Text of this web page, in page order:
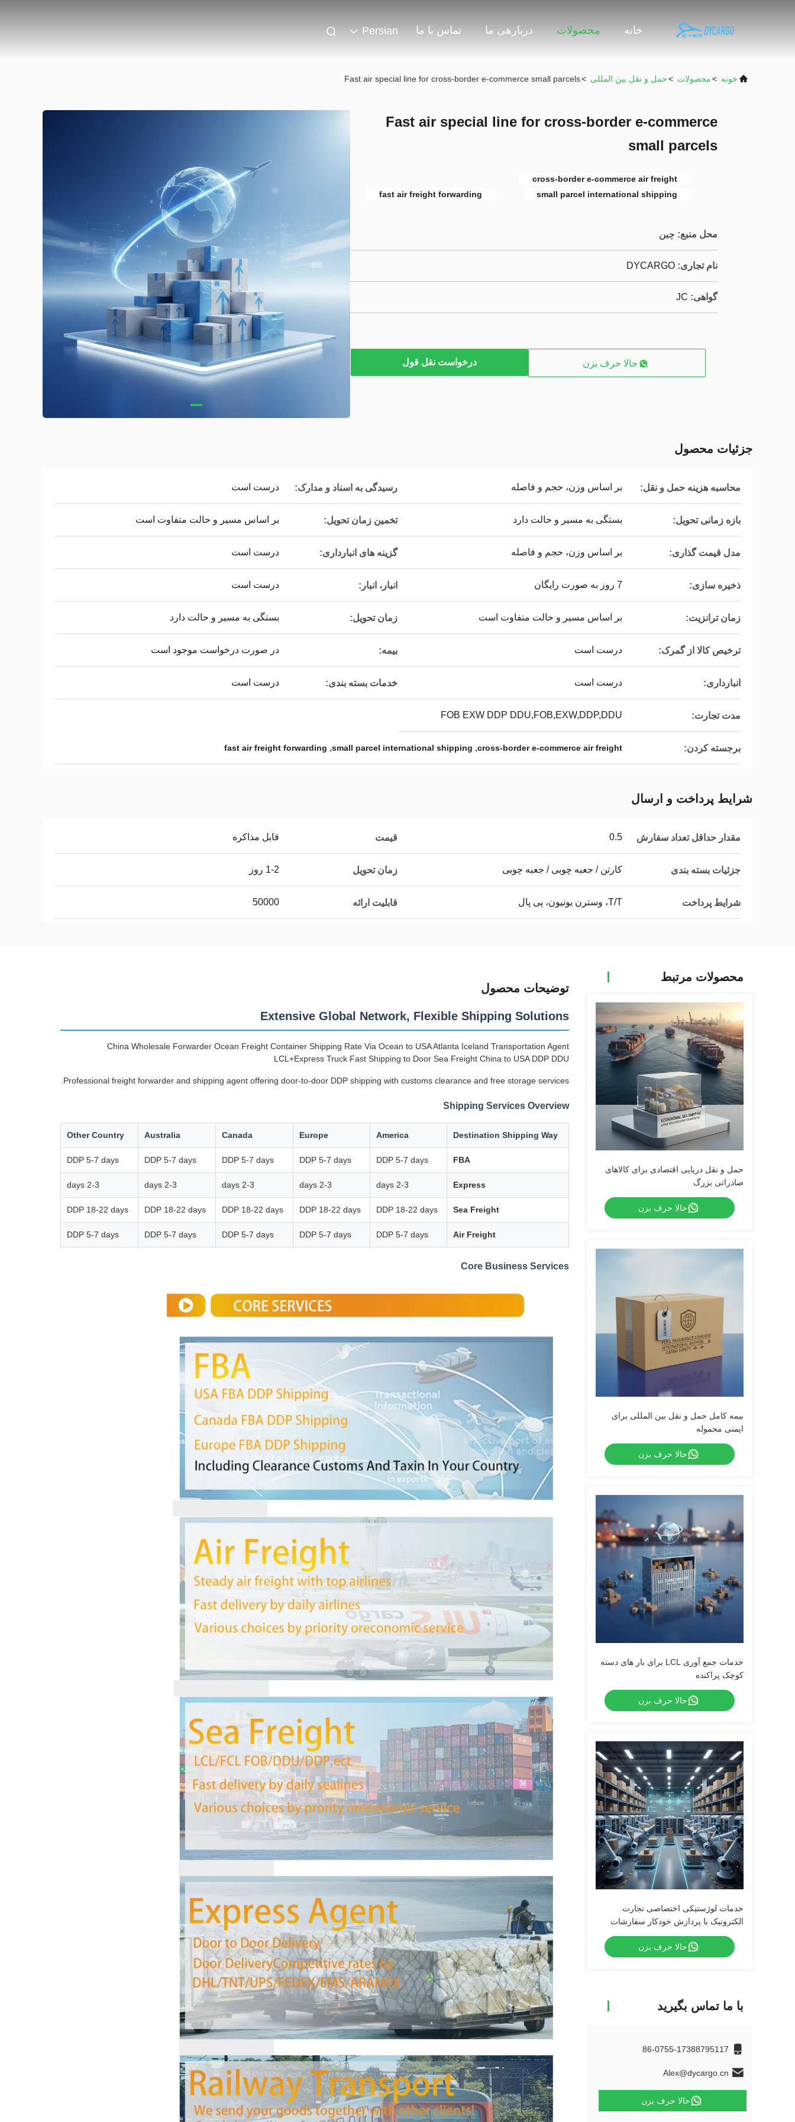
خانه محصولات دربارهی ما تماس با ما Persian
خونه >محصولات >حمل و نقل بین المللی >
Fast air special line for cross-border e-commerce small parcels
Fast air special line for cross-border e-commerce
small parcels
cross-border e-commerce air freight
small parcel international shipping
fast air freight forwarding
محل منبع: چین
نام تجاری: DYCARGO
گواهی: JC
حالا حرف بزن درخواست نقل قول
جزئیات محصول
محاسبه هزینه حمل و نقل: بر اساس وزن، حجم و فاصله رسیدگی به اسناد و مدارک: درست است
بازه زمانی تحویل: بستگی به مسیر و حالت دارد تخمین زمان تحویل: بر اساس مسیر و حالت متفاوت است
مدل قیمت گذاری: بر اساس وزن، حجم و فاصله گزینه های انبارداری: درست است
ذخیره سازی: 7 روز به صورت رایگان انبار، انبار: درست است
زمان ترانزیت: بر اساس مسیر و حالت متفاوت است زمان تحویل: بستگی به مسیر و حالت دارد
ترخیص کالا از گمرک: درست است بیمه: در صورت درخواست موجود است
انبارداری: درست است خدمات بسته بندی: درست است
مدت تجارت: FOB EXW DDP DDU,FOB,EXW,DDP,DDU
برجسته کردن: cross-border e-commerce air freight
,
small parcel international shipping
,
fast air freight forwarding
شرایط پرداخت و ارسال
مقدار حداقل تعداد سفارش 0.5 قیمت قابل مذاکره
جزئیات بسته بندی کارتن / جعبه چوبی / جعبه چوبی زمان تحویل 1-2 روز
شرایط پرداخت T/T، وسترن یونیون، پی پال قابلیت ارائه 50000
محصولات مرتبط
حمل و نقل دریایی اقتصادی برای کالاهای
صادراتی بزرگ
حالا حرف بزن
بیمه کامل حمل و نقل بین المللی برای
ایمنی محموله
حالا حرف بزن
خدمات جمع آوری LCL برای بار های دسته
کوچک پراکنده
حالا حرف بزن
خدمات لوژستیکی اختصاصی تجارت
الکترونیک با پردازش خودکار سفارشات
حالا حرف بزن
با ما تماس بگیرید
86-0755-17388795117
Alex@dycargo.cn
حالا حرف بزن
توضیحات محصول
Extensive Global Network, Flexible Shipping Solutions
China Wholesale Forwarder Ocean Freight Container Shipping Rate Via Ocean to USA Atlanta Iceland Transportation Agent
LCL+Express Truck Fast Shipping to Door Sea Freight China to USA DDP DDU
Professional freight forwarder and shipping agent offering door-to-door DDP shipping with customs clearance and free storage services.
Shipping Services Overview
Destination Shipping Way
America
Europe
Canada
Australia
Other Country
FBA
DDP 5-7 days
DDP 5-7 days
DDP 5-7 days
DDP 5-7 days
DDP 5-7 days
Express
2-3 days
2-3 days
2-3 days
2-3 days
2-3 days
Sea Freight
DDP 18-22 days
DDP 18-22 days
DDP 18-22 days
DDP 18-22 days
DDP 18-22 days
Air Freight
DDP 5-7 days
DDP 5-7 days
DDP 5-7 days
DDP 5-7 days
DDP 5-7 days
Core Business Services